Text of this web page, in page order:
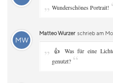
„ Wunderschönes Portrait!
MW
Matteo Wurzer schrieb am
„
👍 Was für eine
genutzt? “